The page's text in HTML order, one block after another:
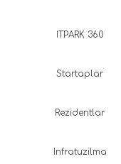
ITPARK 360
Startaplar
Rezidentlar
Infratuzilma